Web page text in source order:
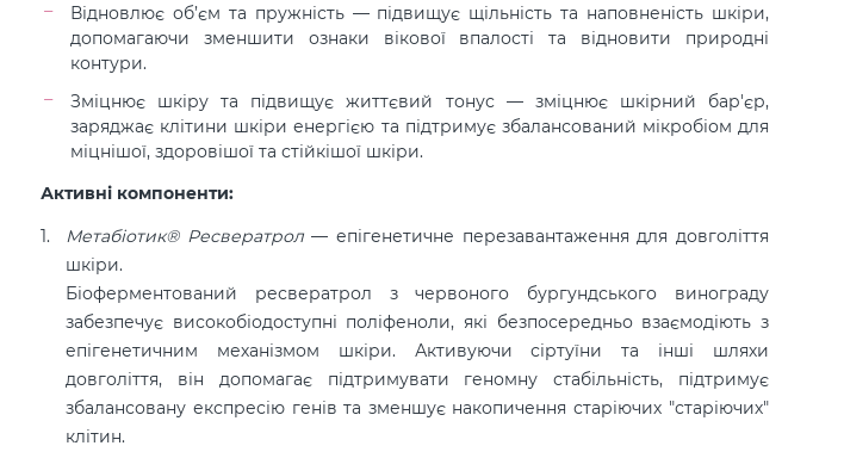
Відновлює об’єм та пружність — підвищує щільність та наповненість шкіри,
допомагаючи зменшити ознаки вікової впалості та відновити природні
контури.
Зміцнює шкіру та підвищує життєвий тонус — зміцнює шкірний бар'єр,
заряджає клітини шкіри енергією та підтримує збалансований мікробіом для
міцнішої, здоровішої та стійкішої шкіри.
Активні компоненти:
Метабіотик® Ресвератрол— епігенетичне перезавантаження для довголіття
шкіри.
Біоферментований ресвератрол з червоного бургундського винограду
забезпечує високобіодоступні поліфеноли, які безпосередньо взаємодіють з
епігенетичним механізмом шкіри. Активуючи сіртуїни та інші шляхи
довголіття, він допомагає підтримувати геномну стабільність, підтримує
збалансовану експресію генів та зменшує накопичення старіючих "старіючих"
клітин.